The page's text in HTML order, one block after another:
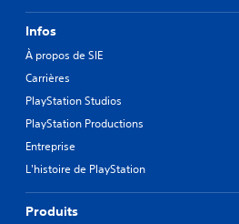
Infos
À propos de SIE
Carrières
PlayStation Studios
PlayStation Productions
Entreprise
L'histoire de PlayStation
Produits